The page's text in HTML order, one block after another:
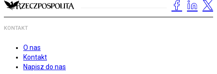
KONTAKT
O nas
Kontakt
Napisz do nas